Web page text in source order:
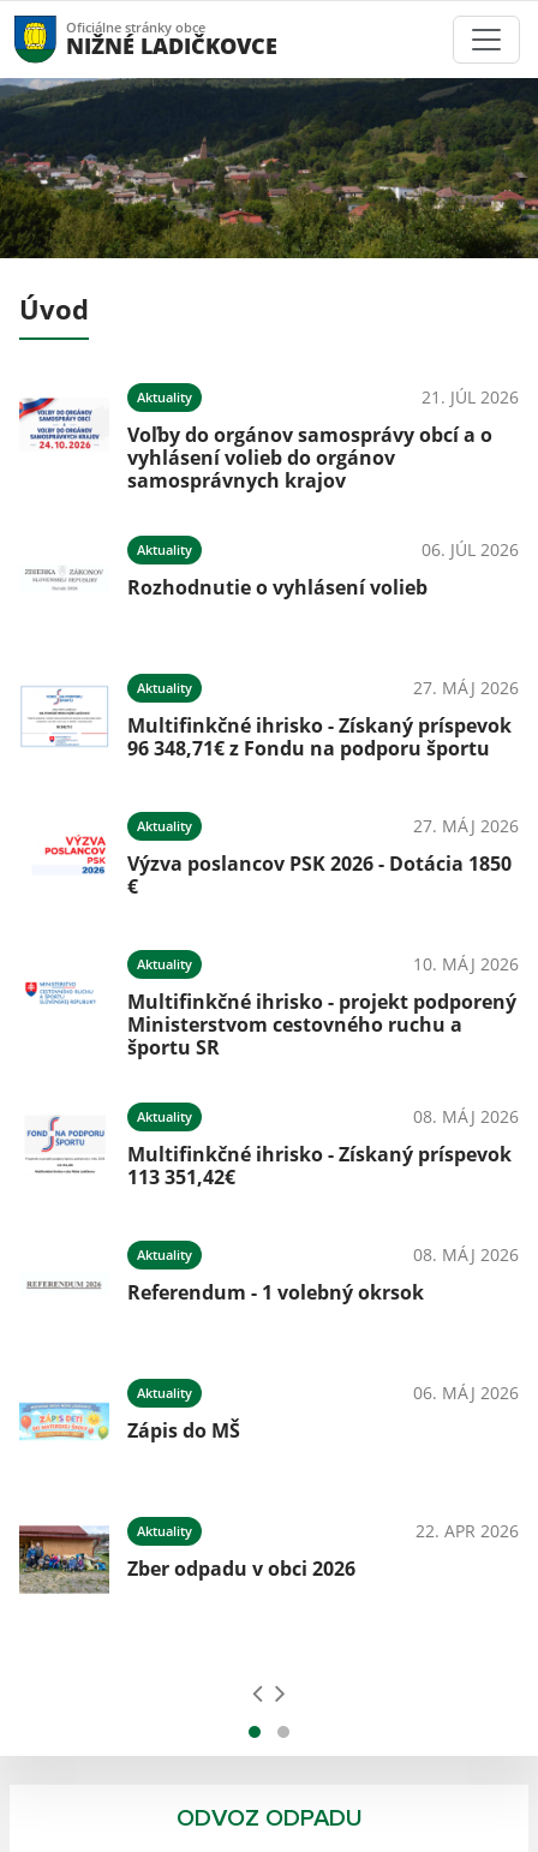
Oficiálne stránky obce
NIŽNÉ LADIČKOVCE
Úvod
Aktuality 21. JÚL 2026
Voľby do orgánov samosprávy obcí a o
vyhlásení volieb do orgánov
samosprávnych krajov
Aktuality 06. JÚL 2026
Rozhodnutie o vyhlásení volieb
Aktuality 27. MÁJ 2026
Multifinkčné ihrisko - Získaný príspevok
96 348,71€ z Fondu na podporu športu
Aktuality 27. MÁJ 2026
Výzva poslancov PSK 2026 - Dotácia 1850
€
Aktuality 10. MÁJ 2026
Multifinkčné ihrisko - projekt podporený
Ministerstvom cestovného ruchu a
športu SR
Aktuality 08. MÁJ 2026
Multifinkčné ihrisko - Získaný príspevok
113 351,42€
Aktuality 08. MÁJ 2026
Referendum - 1 volebný okrsok
Aktuality 06. MÁJ 2026
Zápis do MŠ
Aktuality 22. APR 2026
Zber odpadu v obci 2026
ODVOZ ODPADU